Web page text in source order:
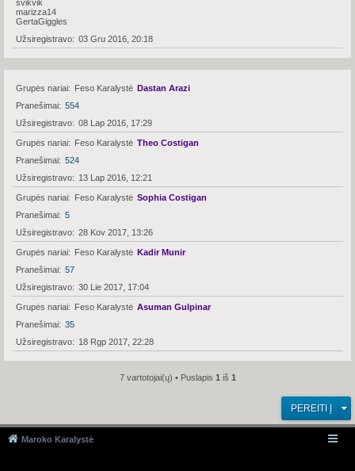
svikvik
marizza14
GertaGiggles
Užsiregistravo
03 Gru 2016, 20:18
Grupės nariai Feso Karalystė Dastan Arazi
Pranešimai
554
Užsiregistravo
08 Lap 2016, 17:29
Grupės nariai Feso Karalystė Theo Costigan
Pranešimai
524
Užsiregistravo
13 Lap 2016, 12:21
Grupės nariai Feso Karalystė Sophia Costigan
Pranešimai
5
Užsiregistravo
28 Kov 2017, 13:26
Grupės nariai Feso Karalystė Kadir Munir
Pranešimai
57
Užsiregistravo
30 Lie 2017, 17:04
Grupės nariai Feso Karalystė Asuman Gulpinar
Pranešimai
35
Užsiregistravo
18 Rgp 2017, 22:28
7 vartotojai(ų) • Puslapis 1 iš 1
PEREITI Į
Maroko Karalystė